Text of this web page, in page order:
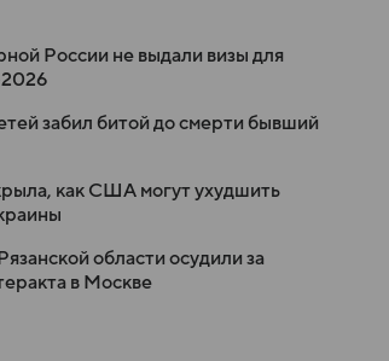
России не выдали визы для
забил битой до смерти бывший
как США могут ухудшить
области осудили за
в Москве